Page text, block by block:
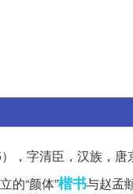
，字清臣，汉族，
的“颜体”楷书与赵孟